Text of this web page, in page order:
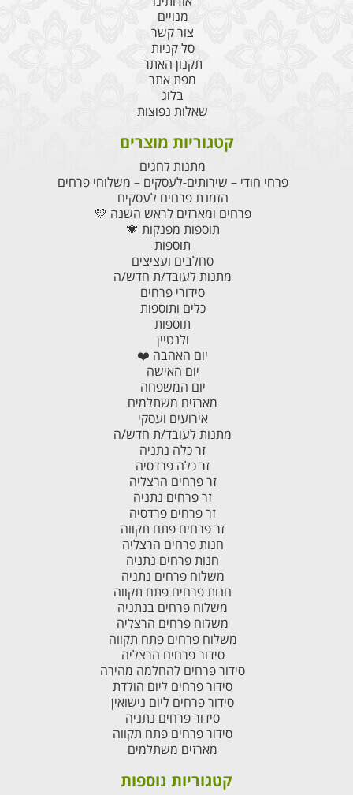
מנויים
צור קשר
סל קניות
תקנון האתר
מפת אתר
בלוג
שאלות נפוצות
קטגוריות מוצרים
מתנות לחגים
פרחי חודי – שירותים-לעסקים – משלוחי פרחים
הזמנת פרחים לעסקים
פרחים ומארזים לראש השנה 💛
תוספות מפנקות 💗
תוספות
סחלבים ועציצים
מתנות לעובד/ת חדש/ה
סידורי פרחים
כלים ותוספות
תוספות
ולנטיין
יום האהבה ❤️
יום האישה
יום המשפחה
מארזים משתלמים
אירועים ועסקי
מתנות לעובד/ת חדש/ה
זר כלה נתניה
זר כלה פרדסיה
זר פרחים הרצליה
זר פרחים נתניה
זר פרחים פרדסיה
זר פרחים פתח תקווה
חנות פרחים הרצליה
חנות פרחים נתניה
משלוח פרחים נתניה
חנות פרחים פתח תקווה
משלוח פרחים בנתניה
משלוח פרחים הרצליה
משלוח פרחים פתח תקווה
סידור פרחים הרצליה
סידור פרחים להחלמה מהירה
סידור פרחים ליום הולדת
סידור פרחים ליום נישואין
סידור פרחים נתניה
סידור פרחים פתח תקווה
מארזים משתלמים
קטגוריות נוספות